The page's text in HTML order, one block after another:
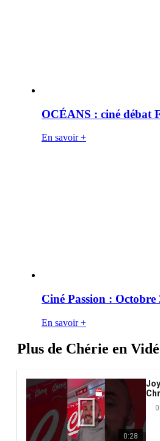
OCÉANS : ciné débat
En savoir +
Ciné Passion : Octobre
En savoir +
Plus de Chérie en
0:28